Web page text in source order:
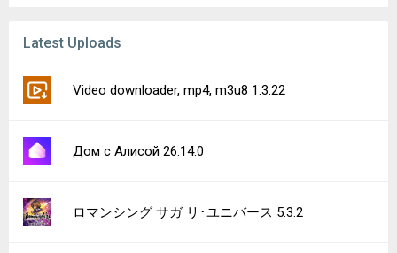
Latest Uploads
Video downloader, mp4, m3u8 1.3.22
Дом с Алисой 26.14.0
ロマンシング サガ リ･ユニバース 5.3.2